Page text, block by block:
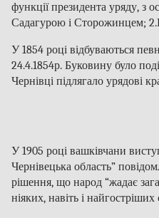
функції президента уряду, з
Садагурою і Сторожинцем;
У 1854 році відбуваються
24.4.1854р. Буковину було
Чернівці підлягало урядові
У 1905 році вашківчани
Чернівецька область”
рішення, що народ “жадає
ніяких, навіть і